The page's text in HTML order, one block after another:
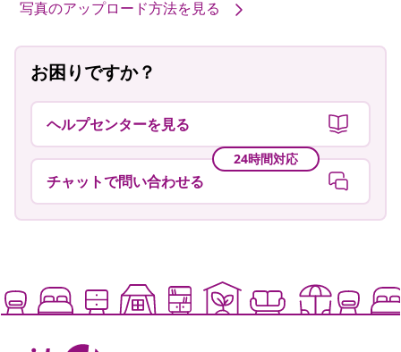
写真のアップロード方法を見る
お困りですか？
ヘルプセンターを見る
24時間対応
チャットで問い合わせる